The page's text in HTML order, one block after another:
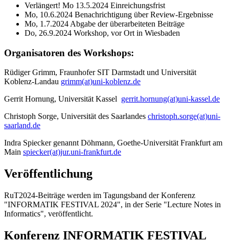
Verlängert! Mo 13.5.2024 Einreichungsfrist
Mo, 10.6.2024 Benachrichtigung über Review-Ergebnisse
Mo, 1.7.2024 Abgabe der überarbeiteten Beiträge
Do, 26.9.2024 Workshop, vor Ort in Wiesbaden
Organisatoren des Workshops:
Rüdiger Grimm, Fraunhofer SIT Darmstadt und Universität
Koblenz-Landau grimm(at)uni-koblenz.de
Gerrit Hornung, Universität Kassel gerrit.hornung(at)uni-kassel.de
Christoph Sorge, Universität des Saarlandes christoph.sorge(at)uni-
saarland.de
Indra Spiecker genannt Döhmann, Goethe-Universität Frankfurt am
Main spiecker(at)jur.uni-frankfurt.de
Veröffentlichung
RuT2024-Beiträge werden im Tagungsband der Konferenz
"INFORMATIK FESTIVAL 2024", in der Serie "Lecture Notes in
Informatics", veröffentlicht.
Konferenz INFORMATIK FESTIVAL